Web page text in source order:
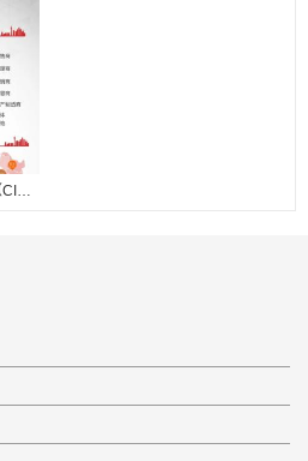
第24届中国国际宠物水族展览会（CIPS 2020） 展后报告.